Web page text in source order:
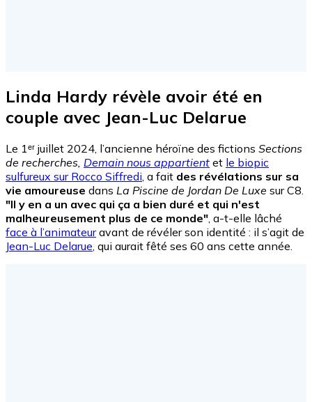
Linda Hardy révèle avoir été en
couple avec Jean-Luc Delarue
Le 1ᵉʳ juillet 2024, l’ancienne héroïne des fictions Sections
de recherches, Demain nous appartient et le biopic
sulfureux sur Rocco Siffredi , a fait des révélations sur sa
vie amoureuse dans La Piscine de Jordan De Luxe sur C8.
"Il y en a un avec qui ça a bien duré et qui n'est
malheureusement plus de ce monde" , a-t-elle lâché
face à l’animateuravant de révéler son identité : il s’agit de
Jean-Luc Delarue , qui aurait fêté ses 60 ans cette année.